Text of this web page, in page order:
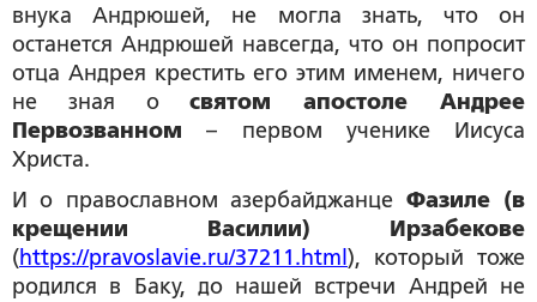
внука Андрюшей, не могла знать, что он
останется Андрюшей навсегда, что он попросит
отца Андрея крестить его этим именем, ничего
не зная освятом апостоле Андрее
Первозванном – первом ученике Иисуса
Христа.
И о православном азербайджанце Фазиле (в
крещении Василии) Ирзабекове
( https://pravoslavie.ru/37211.html ), который тоже
родился в Баку, до нашей встречи Андрей не